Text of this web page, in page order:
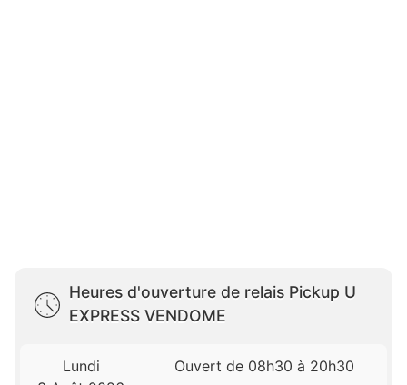
Heures d'ouverture de relais Pickup U
EXPRESS VENDOME
Lundi
Ouvert de 08h30 à 20h30